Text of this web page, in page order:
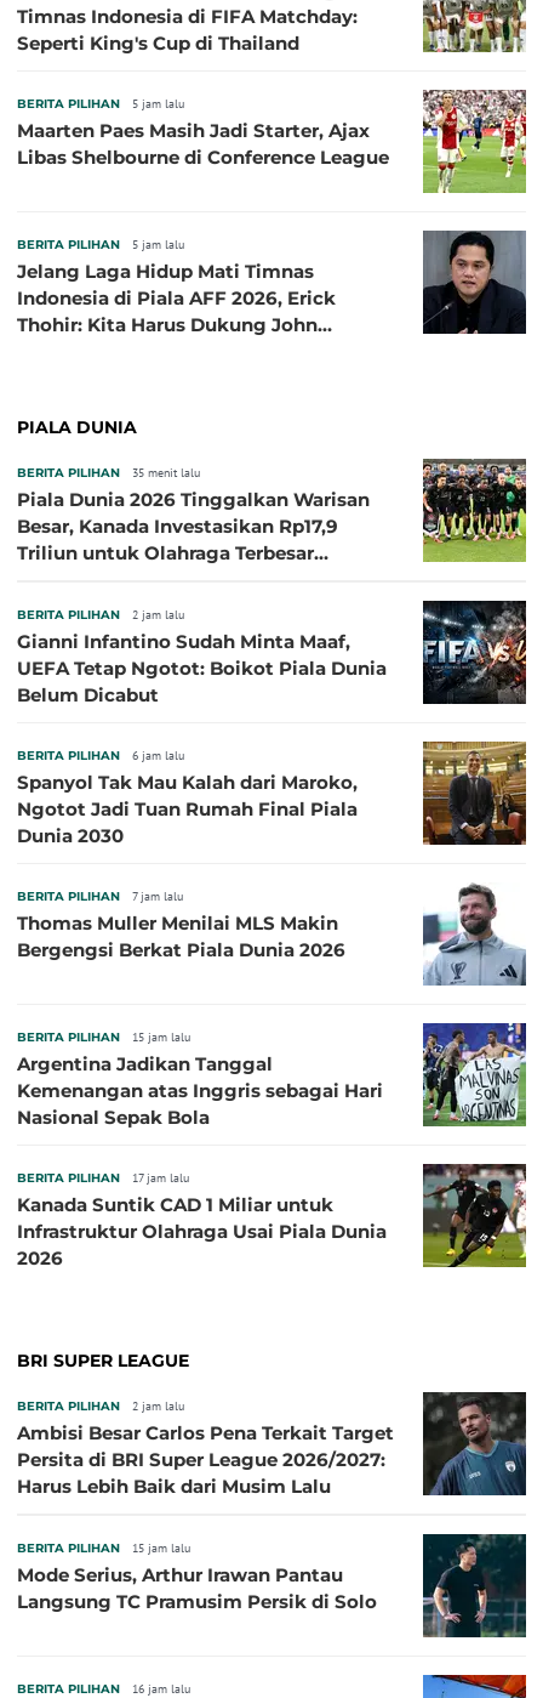
Timnas Indonesia di FIFA Matchday:
Seperti King's Cup di Thailand
BERITA PILIHAN 5 jam lalu
Maarten Paes Masih Jadi Starter, Ajax
Libas Shelbourne di Conference League
BERITA PILIHAN 5 jam lalu
Jelang Laga Hidup Mati Timnas
Indonesia di Piala AFF 2026, Erick
Thohir: Kita Harus Dukung John
PIALA DUNIA
BERITA PILIHAN 35 menit lalu
Piala Dunia 2026 Tinggalkan Warisan
Besar, Kanada Investasikan Rp17,9
Triliun untuk Olahraga Terbesar
BERITA PILIHAN 2 jam lalu
Gianni Infantino Sudah Minta Maaf,
UEFA Tetap Ngotot: Boikot Piala Dunia
Belum Dicabut
BERITA PILIHAN 6 jam lalu
Spanyol Tak Mau Kalah dari Maroko,
Ngotot Jadi Tuan Rumah Final Piala
Dunia 2030
BERITA PILIHAN 7 jam lalu
Thomas Muller Menilai MLS Makin
Bergengsi Berkat Piala Dunia 2026
BERITA PILIHAN 15 jam lalu
Argentina Jadikan Tanggal
Kemenangan atas Inggris sebagai Hari
Nasional Sepak Bola
BERITA PILIHAN 17 jam lalu
Kanada Suntik CAD 1 Miliar untuk
Infrastruktur Olahraga Usai Piala Dunia
2026
BRI SUPER LEAGUE
BERITA PILIHAN 2 jam lalu
Ambisi Besar Carlos Pena Terkait Target
Persita di BRI Super League 2026/2027:
Harus Lebih Baik dari Musim Lalu
BERITA PILIHAN 15 jam lalu
Mode Serius, Arthur Irawan Pantau
Langsung TC Pramusim Persik di Solo
BERITA PILIHAN 16 jam lalu